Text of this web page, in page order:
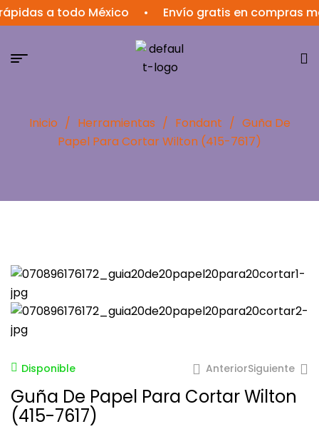
a todo México • Envío gratis en compras
Inicio / Herramientas / Fondant / Guña De
Papel Para Cortar Wilton (415-7617)
Disponible AnteriorSiguiente
Guña De Papel Para Cortar Wilton
(415-7617)